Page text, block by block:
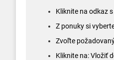
Kliknite na odkaz
Z ponuky si
Zvoľte
Kliknite na: Vložiť